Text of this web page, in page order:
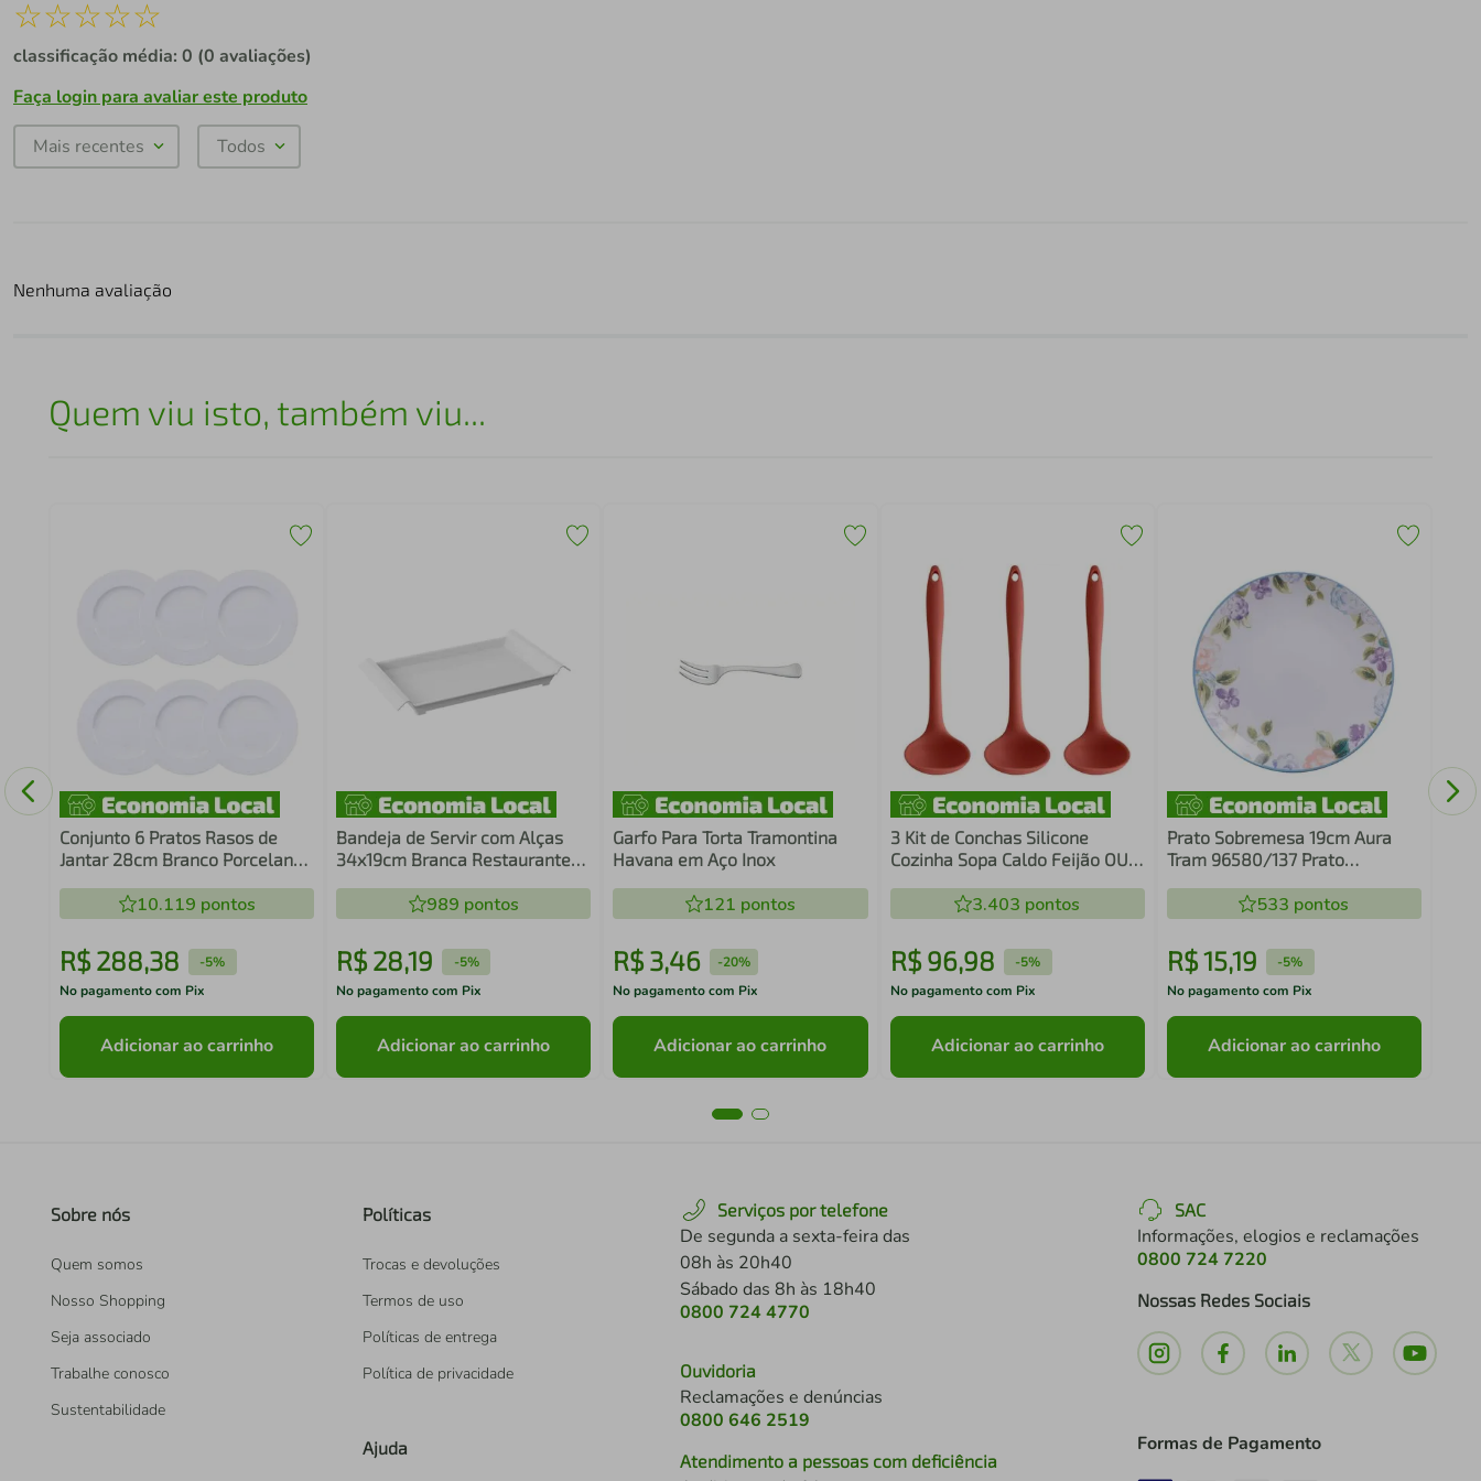
☆☆☆☆☆
classificação média: 0 (0 avaliações)
Faça login para avaliar este produto
Mais recentes Todos
Nenhuma avaliação
Quem viu isto, também viu...
Conjunto 6 Pratos Rasos de
Jantar 28cm Branco Porcelana
10.119 pontos
R$ 288,38 -5%
No pagamento com Pix
Adicionar ao carrinho
Bandeja de Servir com Alças
34x19cm Branca Restaurante
989 pontos
R$ 28,19 -5%
No pagamento com Pix
Adicionar ao carrinho
Garfo Para Torta Tramontina
Havana em Aço Inox
121 pontos
R$3,46 -20%
No pagamento com Pix
Adicionar ao carrinho
3 Kit de Conchas Silicone
Cozinha Sopa Caldo Feijão OU
3.403 pontos
R$ 96,98 -5%
No pagamento com Pix
Adicionar ao carrinho
Prato Sobremesa 19cm Aura
Tram 96580/137 Prato
Tram.*96580/137
533 pontos
R$15,19 -5%
No pagamento com Pix
Adicionar ao carrinho
Sobre nós
Quem somos
Nosso Shopping
Seja associado
Trabalhe conosco
Sustentabilidade
Políticas
Trocas e devoluções
Termos de uso
Políticas de entrega
Política de privacidade
Ajuda
Serviços por telefone
De segunda a sexta-feira das
08h às 20h40
Sábado das 8h às 18h40
0800 724 4770
Ouvidoria
Reclamações e denúncias
0800 646 2519
Atendimento a pessoas com deficiência
SAC
Informações, elogios e reclamações
0800 724 7220
Nossas Redes Sociais
Formas de Pagamento